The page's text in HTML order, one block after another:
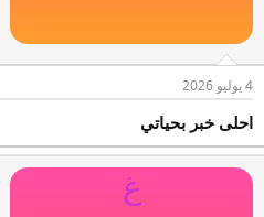
4 يوليو 2026
احلى خبر بحياتي
غ